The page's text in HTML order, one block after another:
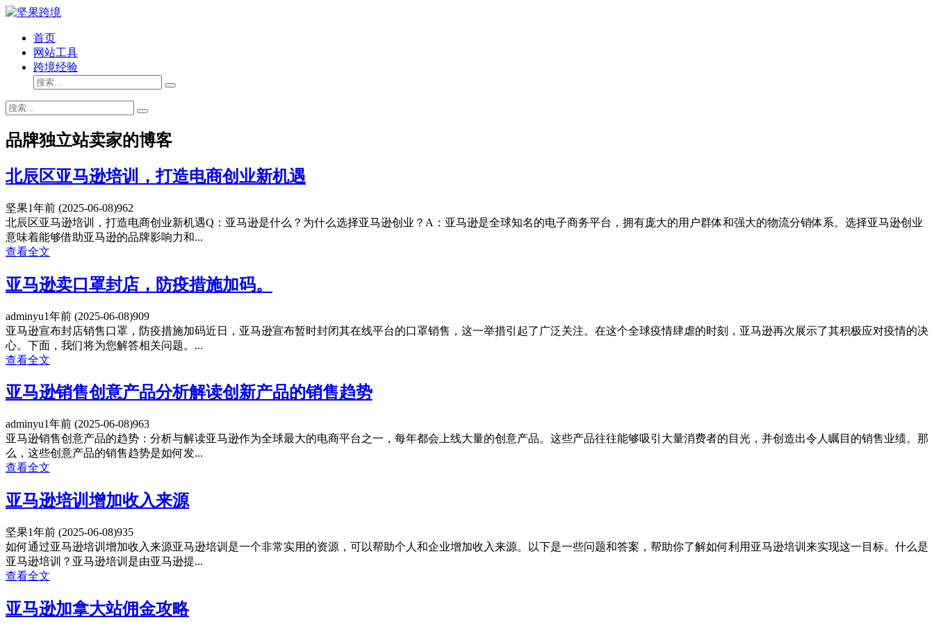
首页
网站工具
跨境经验
品牌独立站卖家的博客
北辰区亚马逊培训，打造电商创业新机遇
坚果1年前 (2025-06-08)962
北辰区亚马逊培训，打造电商创业新机遇Q：亚马逊是什么？为什么选择亚马逊创业？A：亚马逊是全球知名的电子商务平台，拥有庞大的用户群体和强大的物流分销体系。选择亚马逊创业
意味着能够借助亚马逊的品牌影响力和...
查看全文
亚马逊卖口罩封店，防疫措施加码。
adminyu1年前 (2025-06-08)909
亚马逊宣布封店销售口罩，防疫措施加码近日，亚马逊宣布暂时封闭其在线平台的口罩销售，这一举措引起了广泛关注。在这个全球疫情肆虐的时刻，亚马逊再次展示了其积极应对疫情的决
心。下面，我们将为您解答相关问题。...
查看全文
亚马逊销售创意产品分析解读创新产品的销售趋势
adminyu1年前 (2025-06-08)963
亚马逊销售创意产品的趋势：分析与解读亚马逊作为全球最大的电商平台之一，每年都会上线大量的创意产品。这些产品往往能够吸引大量消费者的目光，并创造出令人瞩目的销售业绩。那
么，这些创意产品的销售趋势是如何发...
查看全文
亚马逊培训增加收入来源
坚果1年前 (2025-06-08)935
如何通过亚马逊培训增加收入来源亚马逊培训是一个非常实用的资源，可以帮助个人和企业增加收入来源。以下是一些问题和答案，帮助你了解如何利用亚马逊培训来实现这一目标。什么是
亚马逊培训？亚马逊培训是由亚马逊提...
查看全文
亚马逊加拿大站佣金攻略